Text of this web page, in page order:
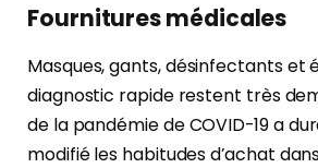
Fournitures médicales
Masques, gants, désinfectants et
diagnostic rapide restent très
de la pandémie de COVID-19 a
modifié les habitudes d’achat